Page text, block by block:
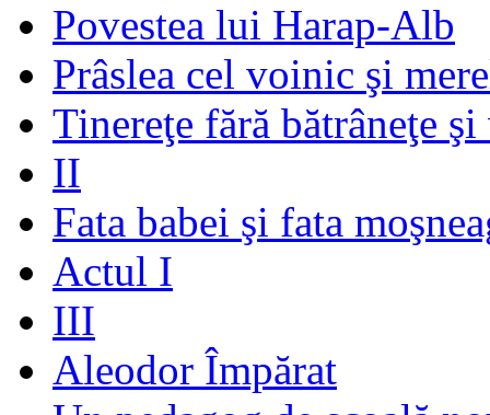
Povestea lui Harap-Alb
Prâslea cel voinic şi
Tinereţe fără bătrâneţe
II
Fata babei şi fata
Actul I
III
Aleodor Împărat